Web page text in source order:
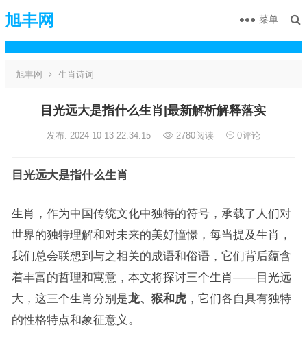
旭丰网 菜单
旭丰网 生肖诗词
目光远大是指什么生肖|最新解析解释落实
发布: 2024-10-13 22:34:15 2780阅读 0评论
目光远大是指什么生肖
生肖，作为中国传统文化中独特的符号，承载了人们对
世界的独特理解和对未来的美好憧憬，每当提及生肖，
我们总会联想到与之相关的成语和俗语，它们背后蕴含
着丰富的哲理和寓意，本文将探讨三个生肖——目光远
大，这三个生肖分别是龙、猴和虎，它们各自具有独特
的性格特点和象征意义。